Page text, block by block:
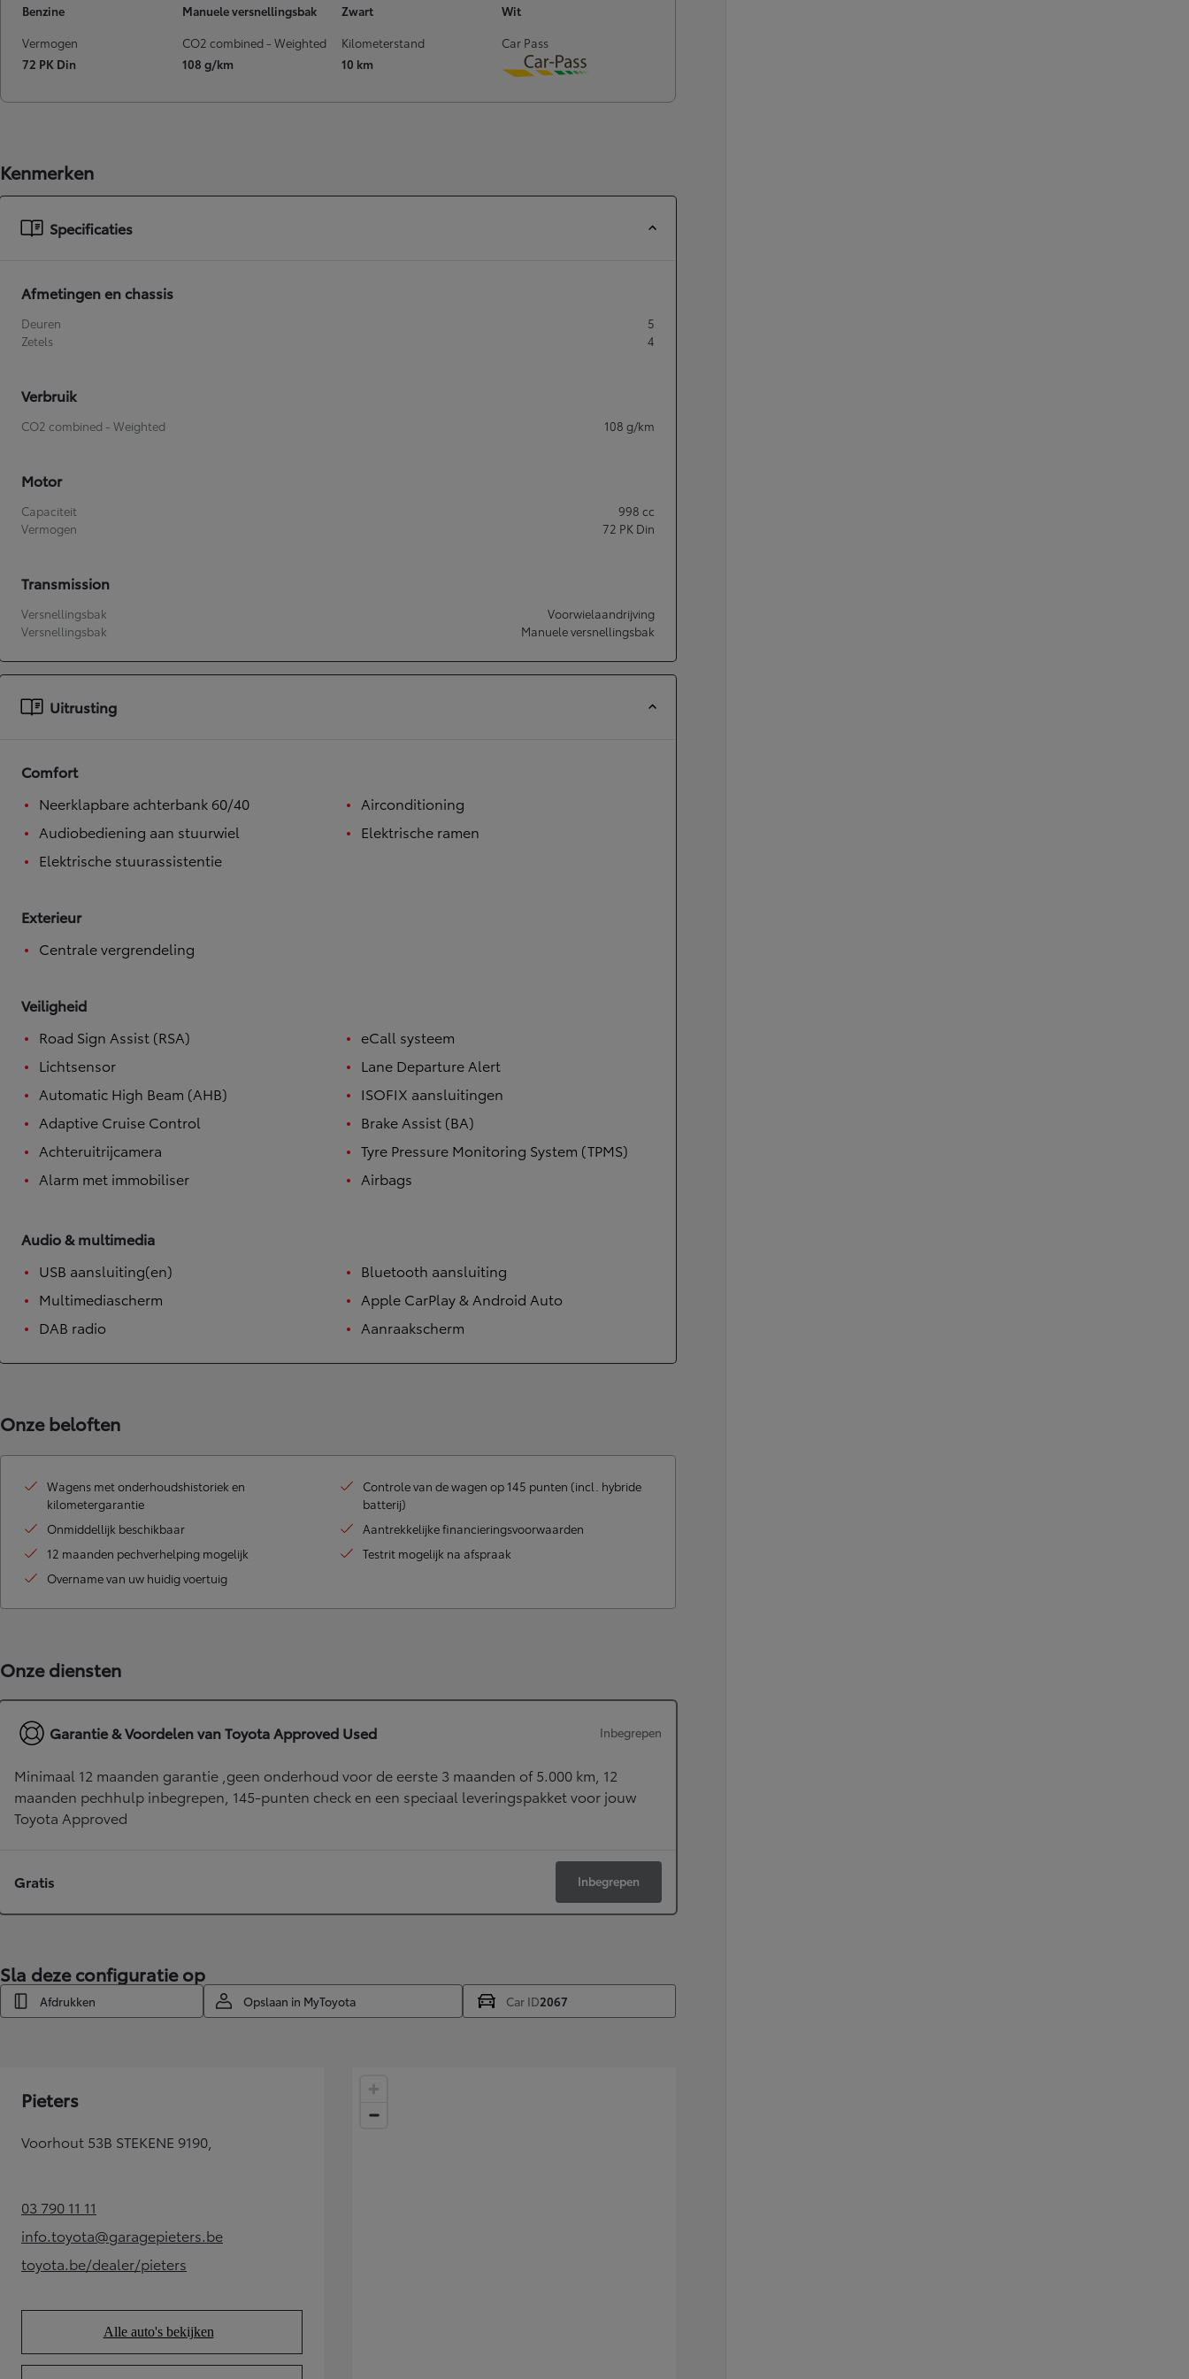
Vanaf
Toyota C-HR
HYBRIDE
Vanaf
of financiering vanaf
Corolla Touring Sports
Corolla Cross
of financiering vanaf
LAND CRUISER 250
Hilux
Benzine
Manuele versnellingsbak
Zwart
Wit
Vermogen
72 PK Din
CO2 combined - Weighted
108 g/km
Kilometerstand
10 km
Car Pass
Download
Kenmerken
Specificaties
Afmetingen en chassis
Deuren
5
Zetels
4
Verbruik
CO2 combined - Weighted 108 g/km
Motor
Capaciteit 998 cc
Vermogen
72 PK Din
Transmission
Versnellingsbak
Voorwielaandrijving
Versnellingsbak
Manuele versnellingsbak
Uitrusting
Comfort
Neerklapbare achterbank 60/40
Audiobediening aan stuurwiel
Elektrische stuurassistentie
Airconditioning
Elektrische ramen
Exterieur
Centrale vergrendeling
Veiligheid
Road Sign Assist (RSA)
Lichtsensor
Automatic High Beam (AHB)
Adaptive Cruise Control
Achteruitrijcamera
Alarm met immobiliser
eCall systeem
Lane Departure Alert
ISOFIX aansluitingen
Brake Assist (BA)
Tyre Pressure Monitoring System (TPMS)
Airbags
Audio & multimedia
USB aansluiting(en)
Multimediascherm
DAB radio
Bluetooth aansluiting
Apple CarPlay & Android Auto
Aanraakscherm
Onze beloften
Wagens met onderhoudshistoriek en
kilometergarantie
Controle van de wagen op 145 punten (incl. hybride
batterij)
Onmiddellijk beschikbaar
Aantrekkelijke financieringsvoorwaarden
12 maanden pechverhelping mogelijk
Testrit mogelijk na afspraak
Overname van uw huidig voertuig
Onze diensten
Garantie & Voordelen van Toyota Approved Used Inbegrepen
Minimaal 12 maanden garantie ,geen onderhoud voor de eerste 3 maanden of 5.000 km, 12
maanden pechhulp inbegrepen, 145-punten check en een speciaal leveringspakket voor jouw
Toyota Approved
Gratis Inbegrepen
Sla deze configuratie op
Afdrukken Opslaan in MyToyota Car ID2067
Pieters
Voorhout 53B STEKENE 9190,
03 790 11 11(Opens in new tab)
info.toyota@garagepieters.be
(Opens in new tab)
toyota.be/dealer/pieters
(Opens in new tab)
Alle auto's bekijken
(Opens in new tab)